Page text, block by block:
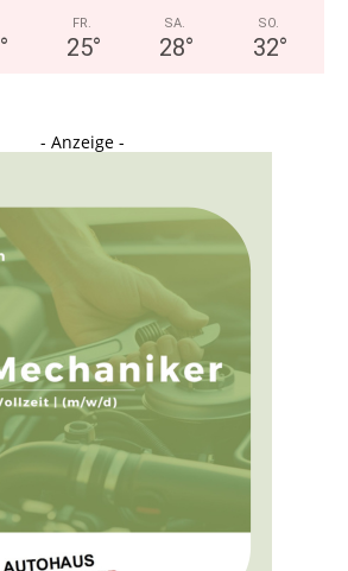
°
FR.
25°
SA.
28°
SO.
32°
- Anzeige -